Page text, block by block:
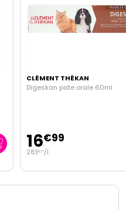
CLÉMENT THÉKAN
Digeskan pate orale 60ml
16€99
283€ 17/l.